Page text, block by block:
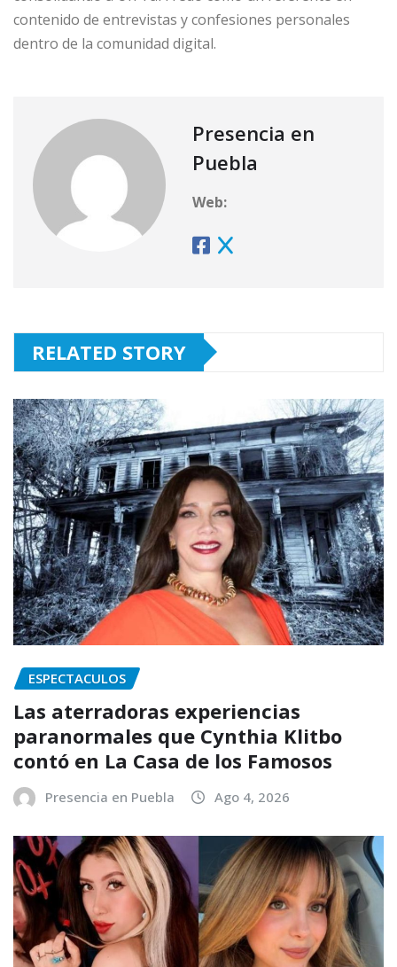
contenido de entrevistas y confesiones personales
dentro de la comunidad digital.
Presencia en
Puebla
Web:
RELATED STORY
ESPECTACULOS
Las aterradoras experiencias
paranormales que Cynthia Klitbo
contó en La Casa de los Famosos
Presencia en Puebla Ago 4, 2026